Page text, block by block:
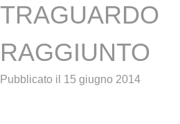
TRAGUARDO
RAGGIUNTO
Pubblicato il 15 giugno 2014